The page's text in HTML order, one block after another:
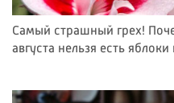
Самый страшный грех!
августа нельзя есть яблоки